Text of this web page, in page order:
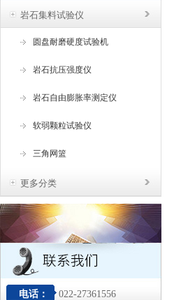
岩石集料试验仪
圆盘耐磨硬度试验机
岩石抗压强度仪
岩石自由膨胀率测定仪
软弱颗粒试验仪
三角网篮
更多分类
电话： 022-27361556